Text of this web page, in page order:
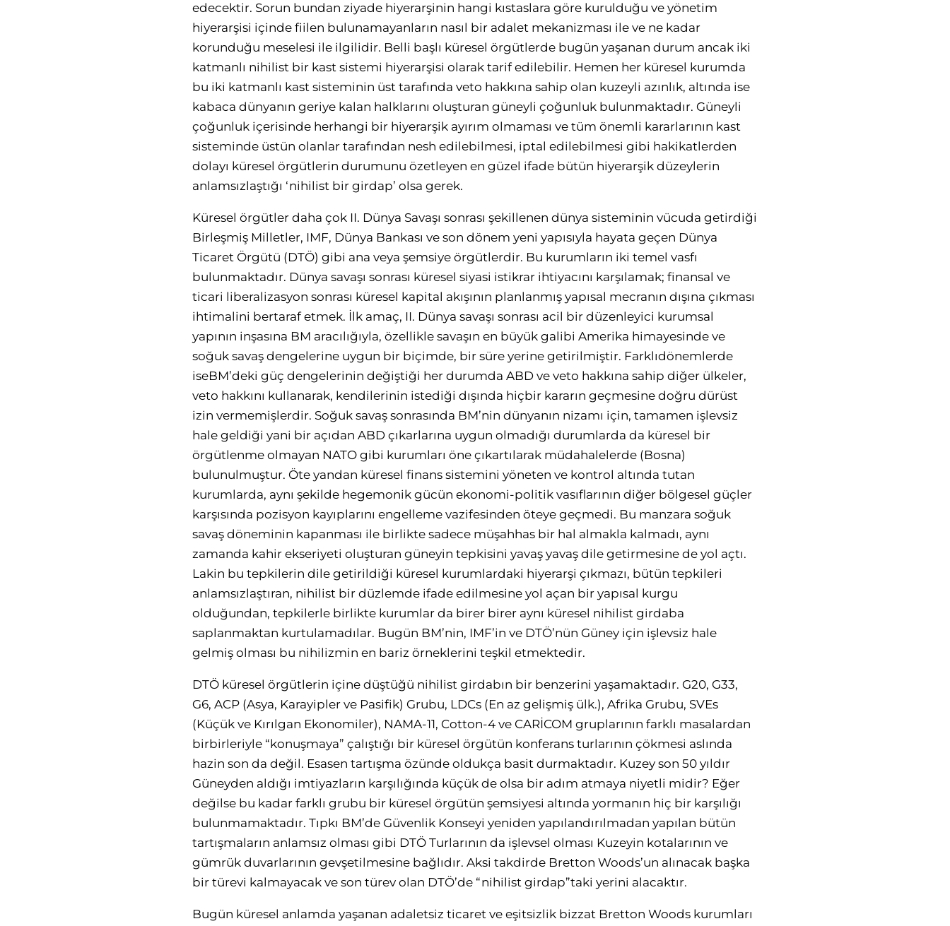
edecektir. Sorun bundan ziyade hiyerarşinin hangi kıstaslara göre kurulduğu ve yönetim
hiyerarşisi içinde fiilen bulunamayanların nasıl bir adalet mekanizması ile ve ne kadar
korunduğu meselesi ile ilgilidir. Belli başlı küresel örgütlerde bugün yaşanan durum ancak iki
katmanlı nihilist bir kast sistemi hiyerarşisi olarak tarif edilebilir. Hemen her küresel kurumda
bu iki katmanlı kast sisteminin üst tarafında veto hakkına sahip olan kuzeyli azınlık, altında ise
kabaca dünyanın geriye kalan halklarını oluşturan güneyli çoğunluk bulunmaktadır. Güneyli
çoğunluk içerisinde herhangi bir hiyerarşik ayırım olmaması ve tüm önemli kararlarının kast
sisteminde üstün olanlar tarafından nesh edilebilmesi, iptal edilebilmesi gibi hakikatlerden
dolayı küresel örgütlerin durumunu özetleyen en güzel ifade bütün hiyerarşik düzeylerin
anlamsızlaştığı ‘nihilist bir girdap’ olsa gerek.
Küresel örgütler daha çok II. Dünya Savaşı sonrası şekillenen dünya sisteminin vücuda getirdiği
Birleşmiş Milletler, IMF, Dünya Bankası ve son dönem yeni yapısıyla hayata geçen Dünya
Ticaret Örgütü (DTÖ) gibi ana veya şemsiye örgütlerdir. Bu kurumların iki temel vasfı
bulunmaktadır. Dünya savaşı sonrası küresel siyasi istikrar ihtiyacını karşılamak; finansal ve
ticari liberalizasyon sonrası küresel kapital akışının planlanmış yapısal mecranın dışına çıkması
ihtimalini bertaraf etmek. İlk amaç, II. Dünya savaşı sonrası acil bir düzenleyici kurumsal
yapının inşasına BM aracılığıyla, özellikle savaşın en büyük galibi Amerika himayesinde ve
soğuk savaş dengelerine uygun bir biçimde, bir süre yerine getirilmiştir. Farklıdönemlerde
iseBM’deki güç dengelerinin değiştiği her durumda ABD ve veto hakkına sahip diğer ülkeler,
veto hakkını kullanarak, kendilerinin istediği dışında hiçbir kararın geçmesine doğru dürüst
izin vermemişlerdir. Soğuk savaş sonrasında BM’nin dünyanın nizamı için, tamamen işlevsiz
hale geldiği yani bir açıdan ABD çıkarlarına uygun olmadığı durumlarda da küresel bir
örgütlenme olmayan NATO gibi kurumları öne çıkartılarak müdahalelerde (Bosna)
bulunulmuştur. Öte yandan küresel finans sistemini yöneten ve kontrol altında tutan
kurumlarda, aynı şekilde hegemonik gücün ekonomi-politik vasıflarının diğer bölgesel güçler
karşısında pozisyon kayıplarını engelleme vazifesinden öteye geçmedi. Bu manzara soğuk
savaş döneminin kapanması ile birlikte sadece müşahhas bir hal almakla kalmadı, aynı
zamanda kahir ekseriyeti oluşturan güneyin tepkisini yavaş yavaş dile getirmesine de yol açtı.
Lakin bu tepkilerin dile getirildiği küresel kurumlardaki hiyerarşi çıkmazı, bütün tepkileri
anlamsızlaştıran, nihilist bir düzlemde ifade edilmesine yol açan bir yapısal kurgu
olduğundan, tepkilerle birlikte kurumlar da birer birer aynı küresel nihilist girdaba
saplanmaktan kurtulamadılar. Bugün BM’nin, IMF’in ve DTÖ’nün Güney için işlevsiz hale
gelmiş olması bu nihilizmin en bariz örneklerini teşkil etmektedir.
DTÖ küresel örgütlerin içine düştüğü nihilist girdabın bir benzerini yaşamaktadır. G20, G33,
G6, ACP (Asya, Karayipler ve Pasifik) Grubu, LDCs (En az gelişmiş ülk.), Afrika Grubu, SVEs
(Küçük ve Kırılgan Ekonomiler), NAMA-11, Cotton-4 ve CARİCOM gruplarının farklı masalardan
birbirleriyle “konuşmaya” çalıştığı bir küresel örgütün konferans turlarının çökmesi aslında
hazin son da değil. Esasen tartışma özünde oldukça basit durmaktadır. Kuzey son 50 yıldır
Güneyden aldığı imtiyazların karşılığında küçük de olsa bir adım atmaya niyetli midir? Eğer
değilse bu kadar farklı grubu bir küresel örgütün şemsiyesi altında yormanın hiç bir karşılığı
bulunmamaktadır. Tıpkı BM’de Güvenlik Konseyi yeniden yapılandırılmadan yapılan bütün
tartışmaların anlamsız olması gibi DTÖ Turlarının da işlevsel olması Kuzeyin kotalarının ve
gümrük duvarlarının gevşetilmesine bağlıdır. Aksi takdirde Bretton Woods’un alınacak başka
bir türevi kalmayacak ve son türev olan DTÖ’de “nihilist girdap”taki yerini alacaktır.
Bugün küresel anlamda yaşanan adaletsiz ticaret ve eşitsizlik bizzat Bretton Woods kurumları